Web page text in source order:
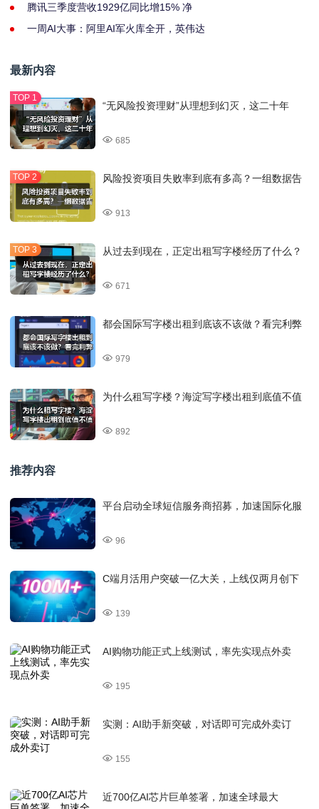
腾讯三季度营收1929亿同比增15% 净
一周AI大事：阿里AI军火库全开，英伟达
最新内容
“无风险投资理财”从理想到幻灭，这二十年
685
风险投资项目失败率到底有多高？一组数据告
913
从过去到现在，正定出租写字楼经历了什么？
671
都会国际写字楼出租到底该不该做？看完利弊
979
为什么租写字楼？海淀写字楼出租到底值不值
892
推荐内容
平台启动全球短信服务商招募，加速国际化服
96
C端月活用户突破一亿大关，上线仅两月创下
139
AI购物功能正式上线测试，率先实现点外卖
195
实测：AI助手新突破，对话即可完成外卖订
155
近700亿AI芯片巨单签署，加速全球最大